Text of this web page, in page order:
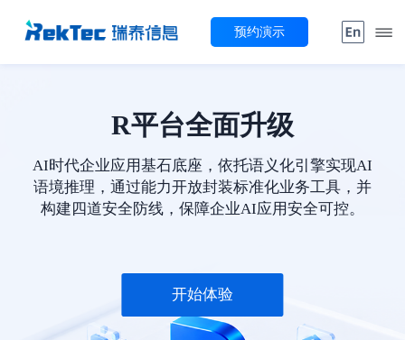
预约演示
R平台全面升级
AI时代企业应用基石底座，依托语义化引擎实现AI
语境推理，通过能力开放封装标准化业务工具，并
构建四道安全防线，保障企业AI应用安全可控。
开始体验